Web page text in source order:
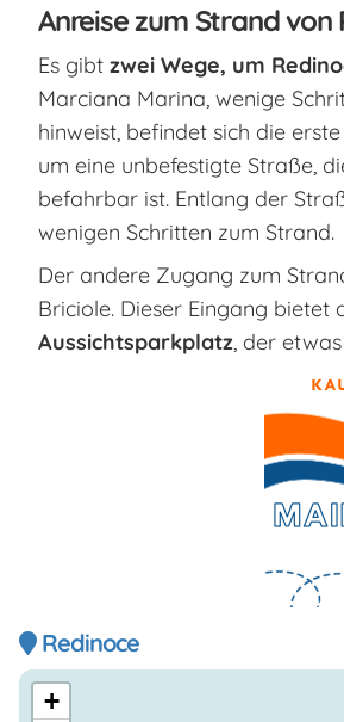
Anreise zum Strand von
Es gibt zwei Wege, um
Marciana Marina, wenige
hinweist, befindet sich die
um eine unbefestigte Straße,
befahrbar ist. Entlang der
wenigen Schritten zum Strand.
Der andere Zugang zum
Briciole. Dieser Eingang bietet
Aussichtsparkplatz, der
Redinoce
+